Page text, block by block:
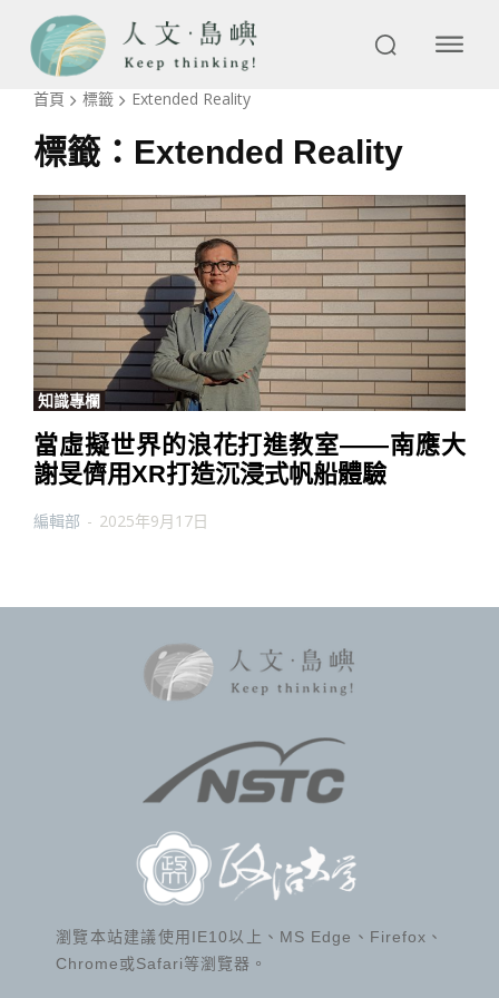
首頁 標籤 Extended Reality
標籤： Extended Reality
知識專欄
當虛擬世界的浪花打進教室——南應大
謝旻儕用XR打造沉浸式帆船體驗
編輯部 - 2025年9月17日
瀏覽本站建議使用IE10以上、MS Edge、Firefox、
Chrome或Safari等瀏覽器。